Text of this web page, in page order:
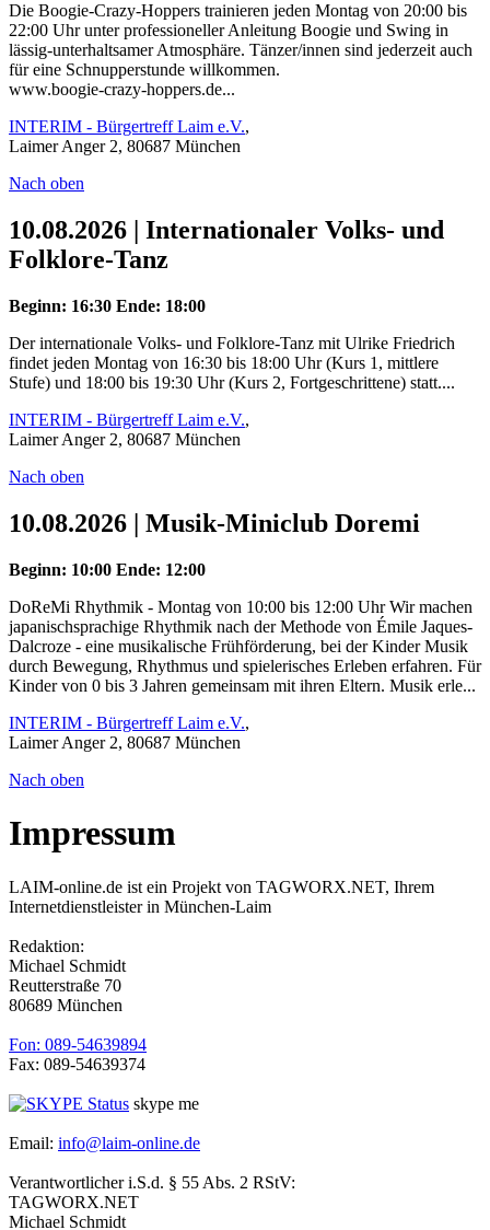
Die Boogie-Crazy-Hoppers trainieren jeden Montag von 20:00 bis
22:00 Uhr unter professioneller Anleitung Boogie und Swing in
lässig-unterhaltsamer Atmosphäre. Tänzer/innen sind jederzeit auch
für eine Schnupperstunde willkommen.
www.boogie-crazy-hoppers.de...
INTERIM - Bürgertreff Laim e.V.,
Laimer Anger 2, 80687 München
Nach oben
10.08.2026 | Internationaler Volks- und
Folklore-Tanz
Beginn: 16:30 Ende: 18:00
Der internationale Volks- und Folklore-Tanz mit Ulrike Friedrich
findet jeden Montag von 16:30 bis 18:00 Uhr (Kurs 1, mittlere
Stufe) und 18:00 bis 19:30 Uhr (Kurs 2, Fortgeschrittene) statt....
INTERIM - Bürgertreff Laim e.V.,
Laimer Anger 2, 80687 München
Nach oben
10.08.2026 | Musik-Miniclub Doremi
Beginn: 10:00 Ende: 12:00
DoReMi Rhythmik - Montag von 10:00 bis 12:00 Uhr Wir machen
japanischsprachige Rhythmik nach der Methode von Émile Jaques-
Dalcroze - eine musikalische Frühförderung, bei der Kinder Musik
durch Bewegung, Rhythmus und spielerisches Erleben erfahren. Für
Kinder von 0 bis 3 Jahren gemeinsam mit ihren Eltern. Musik erle...
INTERIM - Bürgertreff Laim e.V.,
Laimer Anger 2, 80687 München
Nach oben
Impressum
LAIM-online.de ist ein Projekt von TAGWORX.NET, Ihrem
Internetdienstleister in München-Laim
Redaktion:
Michael Schmidt
Reutterstraße 70
80689 München
Fon: 089-54639894
Fax: 089-54639374
skype me
Email: info@laim-online.de
Verantwortlicher i.S.d. § 55 Abs. 2 RStV:
TAGWORX.NET
Michael Schmidt